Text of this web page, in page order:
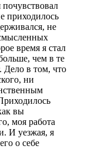
приходилось
не
время я стал
чем в те
Дело в том, что
ни
вы
моя работа
И уезжая, я
о себе